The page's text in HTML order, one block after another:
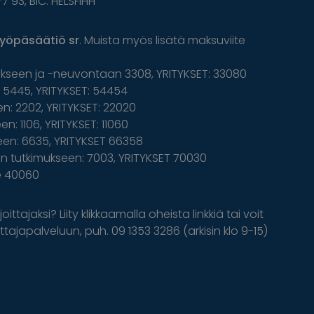
sr. Muista myös lisätä maksuviite
ja -neuvontaan 3308, YRITYKSET: 33080
YRITYKSET: 54454
YRITYKSET: 22020
YRITYKSET: 11060
6635, YRITYKSET 66358
7003, YRITYKSET 70030
40060
Liity klikkaamalla oheista linkkiä tai voit
puh. 09 1353 3286 (arkisin klo 9-15)